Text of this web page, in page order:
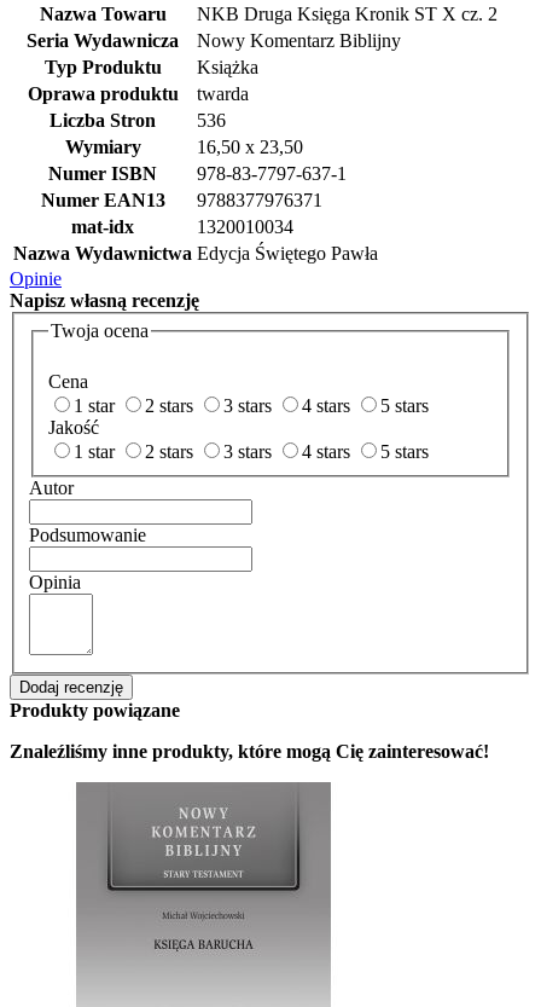
Nazwa Towaru
NKB Druga Księga Kronik ST X cz. 2
Seria Wydawnicza
Nowy Komentarz Biblijny
Typ Produktu
Książka
Oprawa produktu
twarda
Liczba Stron
536
Wymiary
16,50 x 23,50
Numer ISBN
978-83-7797-637-1
Numer EAN13
9788377976371
mat-idx
1320010034
Nazwa Wydawnictwa Edycja Świętego Pawła
Opinie
Napisz własną recenzję
Twoja ocena
Cena
1 star
2 stars 3 stars 4 stars
5 stars
Jakość
1 star
2 stars 3 stars 4 stars
5 stars
Autor
Podsumowanie
Opinia
Dodaj recenzję
Produkty powiązane
Znaleźliśmy inne produkty, które mogą Cię zainteresować!